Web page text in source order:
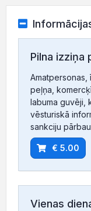
Pilna izziņa
Amatpersonas,
peļņa,
labuma guvēji,
vēsturiskā
sankciju
€ 5.00
Vienas